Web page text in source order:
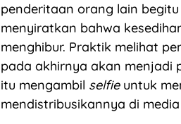
penderitaan orang lain
menyiratkan bahwa
menghibur. Praktik melihat
pada akhirnya akan menjadi
itu mengambil selfieuntuk
mendistribusikannya di